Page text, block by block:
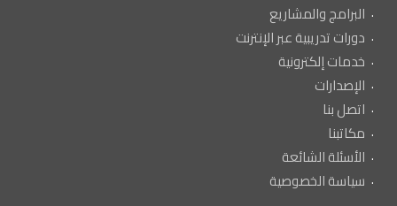
البرامج والمشاريع
دورات تدريبية عبر الإنترنت
خدمات إلكترونية
الإصدارات
اتصل بنا
مكاتبنا
الأسئلة الشائعة
سياسة الخصوصية